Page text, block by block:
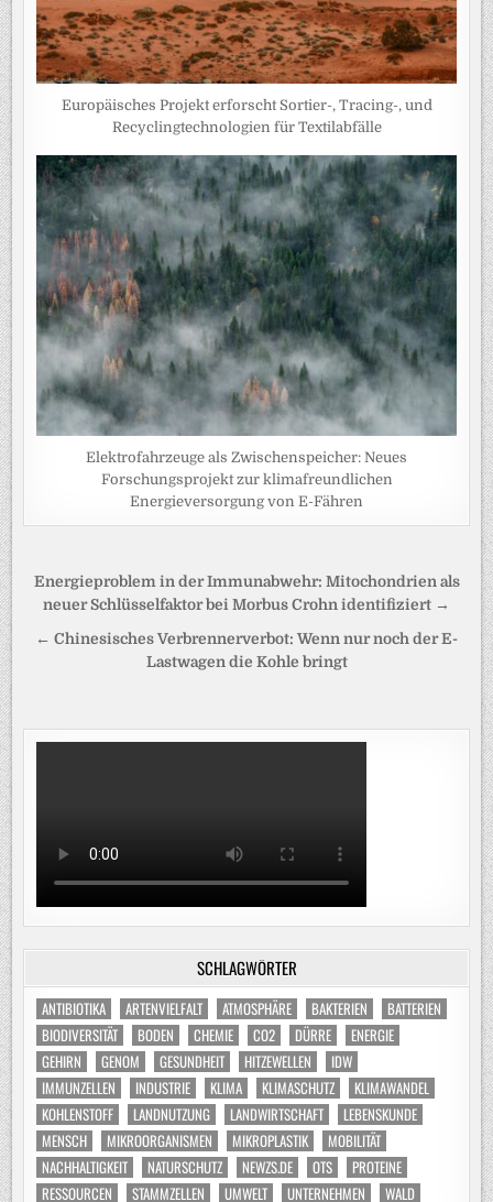
Europäisches Projekt erforscht Sortier-, Tracing-, und
Recyclingtechnologien für Textilabfälle
Elektrofahrzeuge als Zwischenspeicher: Neues
Forschungsprojekt zur klimafreundlichen
Energieversorgung von E-Fähren
Beitragsnavigation
Energieproblem in der Immunabwehr: Mitochondrien als
neuer Schlüsselfaktor bei Morbus Crohn identifiziert →
← Chinesisches Verbrennerverbot: Wenn nur noch der E-
Lastwagen die Kohle bringt
SCHLAGWÖRTER
ANTIBIOTIKA ARTENVIELFALT ATMOSPHÄRE BAKTERIEN
BATTERIEN
BIODIVERSITÄT
BODEN CHEMIE CO2 DÜRRE
ENERGIE
GEHIRN
GENOM GESUNDHEIT HITZEWELLEN
IDW
IMMUNZELLEN
INDUSTRIE KLIMA KLIMASCHUTZ
KLIMAWANDEL
KOHLENSTOFF
LANDNUTZUNG LANDWIRTSCHAFT
LEBENSKUNDE
MENSCH
MIKROORGANISMEN MIKROPLASTIK
MOBILITÄT
NACHHALTIGKEIT
NATURSCHUTZ NEWZS.DE OTS
PROTEINE
RESSOURCEN
STAMMZELLEN UMWELT UNTERNEHMEN WALD